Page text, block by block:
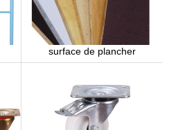
surface de plancher